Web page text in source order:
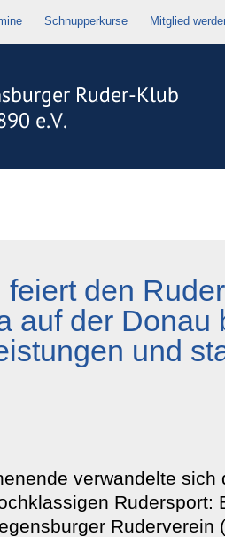
Schnupperkurse Mitglied
den
auf der Donau
und
verwandelte sich
Rudersport:
Ruderverein